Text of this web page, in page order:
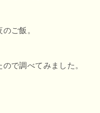
ご飯。
で調べてみました。